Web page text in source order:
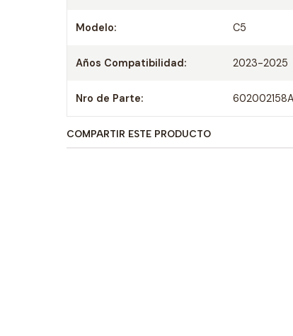
Modelo: C5
Años Compatibilidad: 2023-2025
Nro de Parte:
COMPARTIR ESTE PRODUCTO